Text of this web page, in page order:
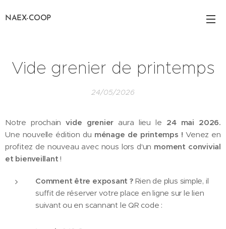
NAEX-COOP
Vide grenier de printemps
24/05/2026
Notre prochainvide grenier aura lieu le 24mai 2026.
Une nouvelle édition du ménage de printemps ! Venez en
profitez de nouveau avec nous lors d'un moment convivial
et bienveillant !
Comment être exposant ?Rien de plus simple, il
suffit de réserver votre place en ligne sur le lien
suivant ou en scannant le QR code :